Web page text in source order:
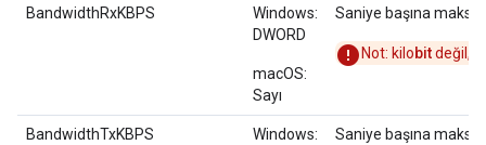
BandwidthRxKBPS
Windows:
DWORD
macOS:
Sayı
Saniye başına
Not: kilobitdeğil,
BandwidthTxKBPS
Windows:
Saniye başına